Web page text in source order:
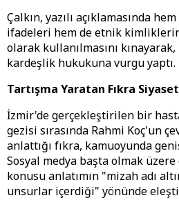
Çalkın, yazılı açıklamasında
ifadeleri hem de etnik
olarak kullanılmasını
kardeşlik hukukuna vurgu yaptı.
Tartışma Yaratan Fıkra
İzmir'de gerçekleştirilen bir
gezisi sırasında Rahmi Koç'un
anlattığı fıkra, kamuoyunda
Sosyal medya başta olmak
konusu anlatımın "mizah adı
unsurlar içerdiği" yönünde